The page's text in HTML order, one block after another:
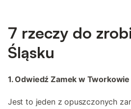
7 rzeczy do
Śląsku
1. Odwiedź Zamek w Tworkowie
Jest to jeden z opuszczonych